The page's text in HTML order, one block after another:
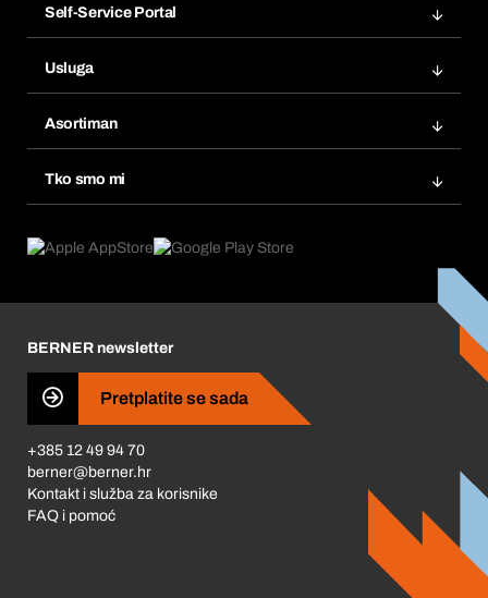
Self-Service Portal
Popisi želja
Ponovno naručivanje
Pretplate
Usluga
Tražitelji proizvoda
Asortiman
Tko smo mi
Što nas pokreće
Business Conduct
BERNER newsletter
Pretplatite se sada
+385 12 49 94 70
berner@berner.hr
Kontakt i služba za korisnike
FAQ i pomoć